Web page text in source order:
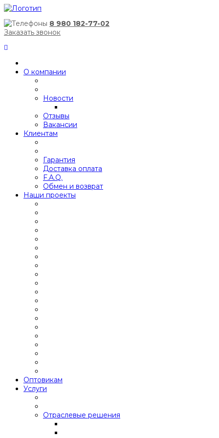
8 980 182-77-02
Заказать звонок
О компании
Новости
Отзывы
Вакансии
Клиентам
Гарантия
Доставка оплата
F.A.Q.
Обмен и возврат
Наши проекты
Оптовикам
Услуги
Отраслевые решения